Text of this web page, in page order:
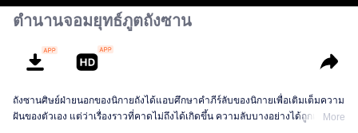
ตำนานจอมยุทธ์ภูตถังซาน
ถังซานศิษย์ฝ่ายนอกของนิกายถังได้แอบศึกษาคำภีร์ลับของนิกายเพื่อเติมเต็มความ
ฝันของตัวเอง แต่ว่าเรื่องราวที่คาดไม่ถึงได้เกิดขึ้น ความลับบางอย่างได้ถูกเปิดเผย
More